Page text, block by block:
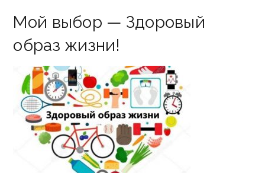
Мой выбор — Здоровый
образ жизни!